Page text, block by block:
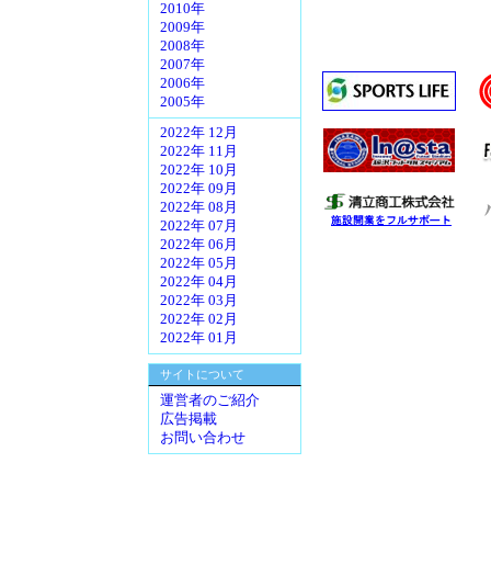
2010年
2009年
2008年
2007年
2006年
2005年
2022年 12月
2022年 11月
2022年 10月
2022年 09月
2022年 08月
2022年 07月
2022年 06月
2022年 05月
2022年 04月
2022年 03月
2022年 02月
2022年 01月
サイトについて
運営者のご紹介
広告掲載
お問い合わせ